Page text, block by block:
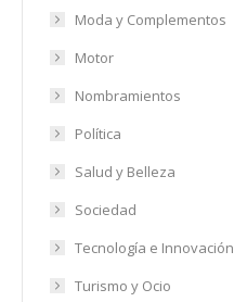
Moda y Complementos
Motor
Nombramientos
Política
Salud y Belleza
Sociedad
Tecnología e Innovación
Turismo y Ocio